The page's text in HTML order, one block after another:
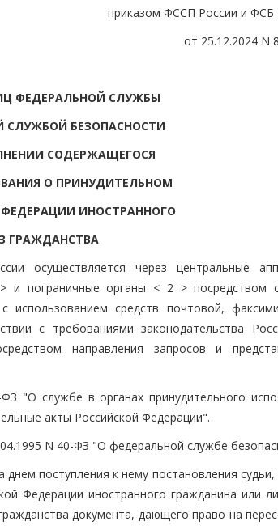
приказом ФССП России и ФСБ
от 25.12.2024 N
ФЕДЕРАЛЬНОЙ СЛУЖБЫ
СЛУЖБОЙ БЕЗОПАСНОСТИ
СОДЕРЖАЩЕГОСЯ
О ПРИНУДИТЕЛЬНОМ
ИНОСТРАННОГО
ГРАЖДАНСТВА
осуществляется через центральные
и пограничные органы < 2 > посредством
средств почтовой,
с требованиями законодательства
направления запросов и
"О службе в органах принудительного
акты Российской Федерации".
N 40-ФЗ "О федеральной службе
поступления к нему постановления судьи,
Федерации иностранного гражданина или
документа, дающего право на